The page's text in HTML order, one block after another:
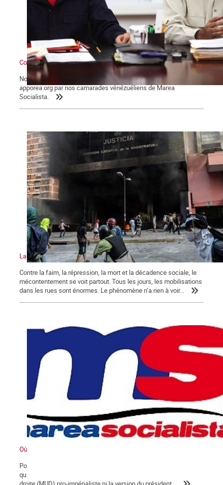
Contre l’interventionnisme et les menaces militaires impérialistes
Nous reproduisons des extraits du texte publié sur le site
apporea.org par nos camarades vénézuéliens de Marea
Socialista.
La crise au Venezuela atteint un niveau sans précédent
Contre la faim, la répression, la mort et la décadence sociale, le
mécontentement se voit partout. Tous les jours, les mobilisations
dans les rues sont énormes. Le phénomène n’a rien à voir...
Où va le Venezuela ?
Pour comprendre la situation et lever le voile sur les informations
qui sont diffusées dans le monde, inutile d'écouter la coalition de